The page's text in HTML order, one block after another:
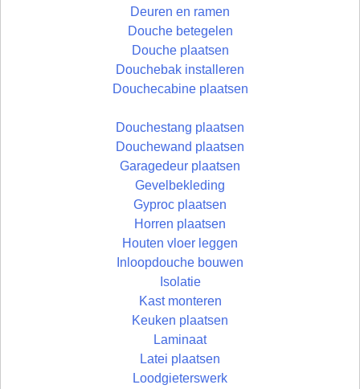
Deuren en ramen
Douche betegelen
Douche plaatsen
Douchebak installeren
Douchecabine plaatsen
Douchestang plaatsen
Douchewand plaatsen
Garagedeur plaatsen
Gevelbekleding
Gyproc plaatsen
Horren plaatsen
Houten vloer leggen
Inloopdouche bouwen
Isolatie
Kast monteren
Keuken plaatsen
Laminaat
Latei plaatsen
Loodgieterswerk